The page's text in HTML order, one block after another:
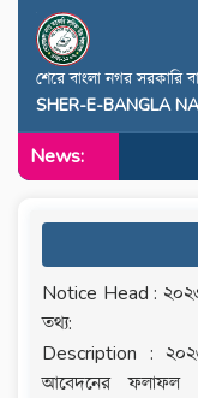
শেরে বাংলা নগর সরকারি
SHER-E-BANGLA
News:
Notice Head : ২০২৩-
তথ‍্য:
Description :
আবেদনের ফলাফল